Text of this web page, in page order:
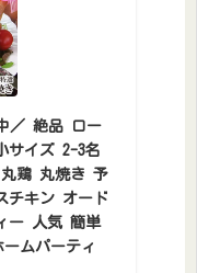
／ 絶品 ロー
サイズ 2-3名
鶏 丸焼き 予
チキン オード
ー 人気 簡単
ムパーティ